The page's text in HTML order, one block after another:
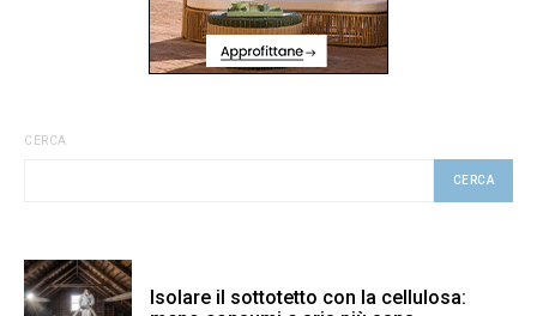
CERCA
CERCA
Isolare il sottotetto con la cellulosa: